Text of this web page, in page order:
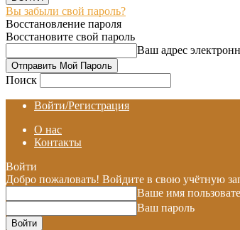
Вы забыли свой пароль?
Восстановление пароля
Восстановите свой пароль
Ваш адрес
Поиск
Войти/Регистрация
О нас
Контакты
Войти
Добро пожаловать! Войдите в свою учётную
Ваше имя
Ваш пароль